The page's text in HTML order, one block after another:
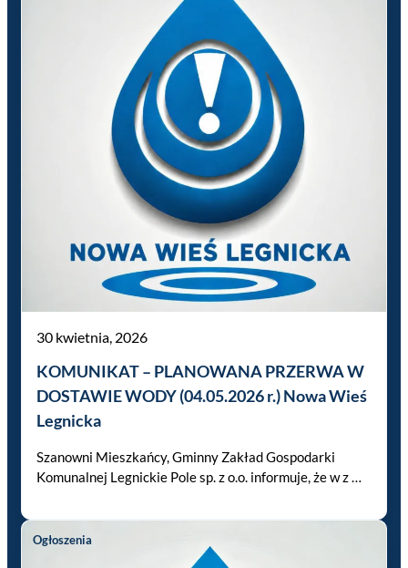
30 kwietnia, 2026
KOMUNIKAT – PLANOWANA PRZERWA W
DOSTAWIE WODY (04.05.2026 r.) Nowa Wieś
Legnicka
Szanowni Mieszkańcy, Gminny Zakład Gospodarki
Komunalnej Legnickie Pole sp. z o.o. informuje, że w z …
Ogłoszenia